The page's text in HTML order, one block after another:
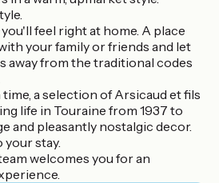
you'll feel right at home. A place
your family or friends and let
away from the traditional codes
time, a selection of Arsicaud et fils
life in Touraine from 1937 to
and pleasantly nostalgic decor.
your stay.
welcomes you for an